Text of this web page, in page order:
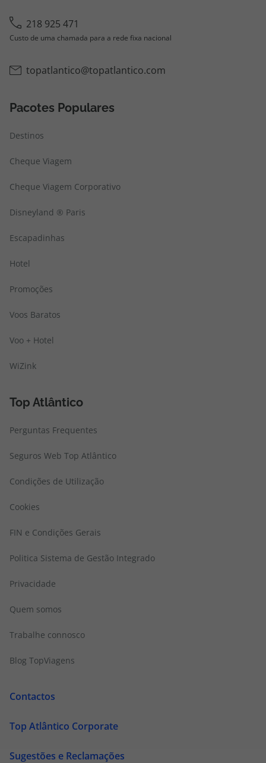
218 925 471
Custo de uma chamada para a rede fixa nacional
topatlantico@topatlantico.com
Pacotes Populares
Destinos
Cheque Viagem
Cheque Viagem Corporativo
Disneyland ® Paris
Escapadinhas
Hotel
Promoções
Voos Baratos
Voo + Hotel
WiZink
Top Atlântico
Perguntas Frequentes
Seguros Web Top Atlântico
Condições de Utilização
Cookies
FIN e Condições Gerais
Politica Sistema de Gestão Integrado
Privacidade
Quem somos
Trabalhe connosco
Blog TopViagens
Contactos
Top Atlântico Corporate
Sugestões e Reclamações